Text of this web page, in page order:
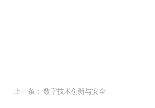
上一条： 数字技术创新与安全